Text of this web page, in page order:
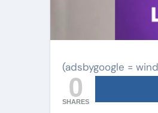
(adsbygoogle =
0
SHARES